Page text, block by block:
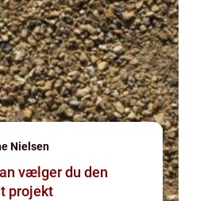
Nielsen
vælger du den
projekt